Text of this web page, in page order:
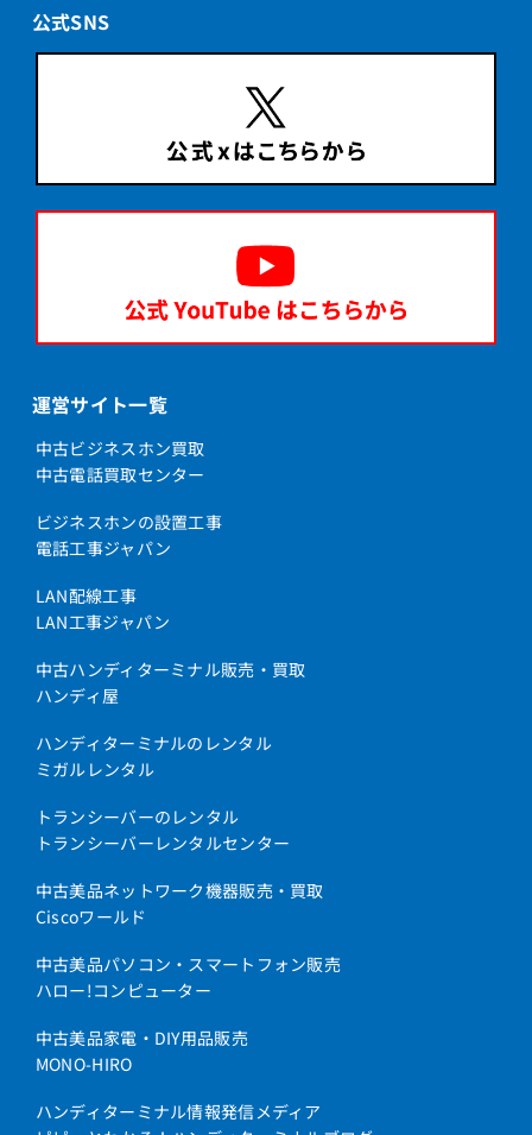
公式SNS
運営サイト一覧
中古ビジネスホン買取
中古電話買取センター
ビジネスホンの設置工事
電話工事ジャパン
LAN配線工事
LAN工事ジャパン
中古ハンディターミナル販売・買取
ハンディ屋
ハンディターミナルのレンタル
ミガルレンタル
トランシーバーのレンタル
トランシーバーレンタルセンター
中古美品ネットワーク機器販売・買取
Ciscoワールド
中古美品パソコン・スマートフォン販売
ハロー!コンピューター
中古美品家電・DIY用品販売
MONO-HIRO
ハンディターミナル情報発信メディア